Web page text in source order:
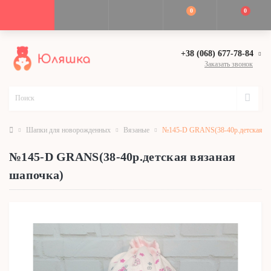
0 0
+38 (068) 677-78-84
Заказать звонок
Шапки для новорожденных Вязаные №145-D GRANS(38-40р.детская
№145-D GRANS(38-40р.детская вязаная
шапочка)